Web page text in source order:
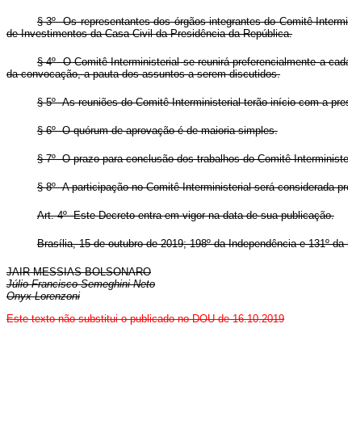
§ 3º Os representantes dos órgãos integrantes do Comitê
de Investimentos da Casa Civil da Presidência da República.
§ 4º O Comitê Interministerial se reunirá preferencialmente a
da convocação, a pauta dos assuntos a serem discutidos.
§ 5º As reuniões do Comitê Interministerial terão início com a
§ 6º O quórum de aprovação é de maioria simples.
§ 7º O prazo para conclusão dos trabalhos do Comitê
§ 8º A participação no Comitê Interministerial será considerada
Art. 4º Este Decreto entra em vigor na data de sua publicação.
Brasília, 15 de outubro de 2019; 198º da Independência e 131º da
JAIR MESSIAS BOLSONARO
Júlio Francisco Semeghini Neto
Onyx Lorenzoni
Este texto não substitui o publicado no DOU de 16.10.2019